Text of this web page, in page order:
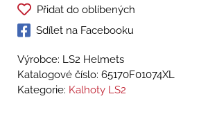
Přidat do oblíbených
Sdílet na Facebooku
Výrobce: LS2 Helmets
Katalogové číslo: 65170F01074XL
Kategorie: Kalhoty LS2